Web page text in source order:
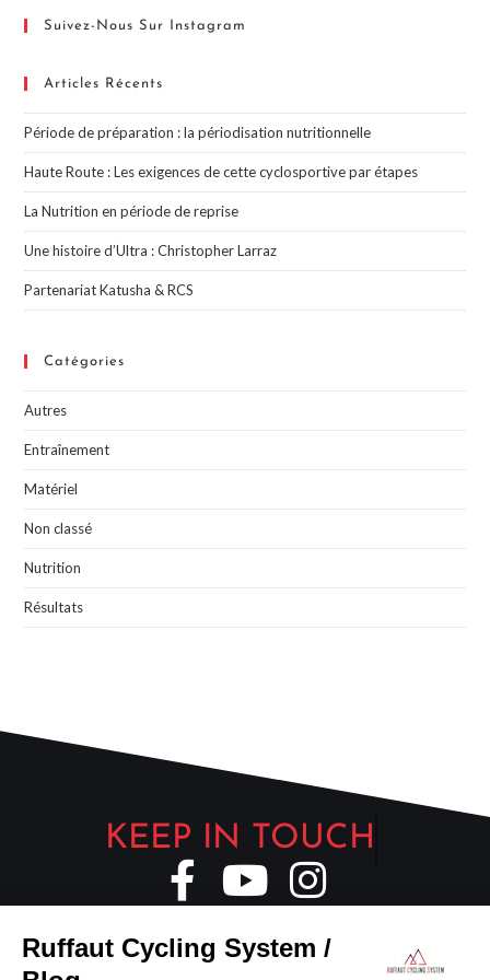
Suivez-Nous Sur Instagram
Articles Récents
Période de préparation : la périodisation nutritionnelle
Haute Route : Les exigences de cette cyclosportive par étapes
La Nutrition en période de reprise
Une histoire d’Ultra : Christopher Larraz
Partenariat Katusha & RCS
Catégories
Autres
Entraînement
Matériel
Non classé
Nutrition
Résultats
KEEP IN TOUCH
INSCRIVEZ-VOUS À NOTRE
NEWSLETTER :
Ruffaut Cycling System /